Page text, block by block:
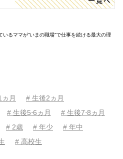
月
# 生後2ヵ月
# 生後5⋅6ヵ月
# 生後7⋅8ヵ月
# 2歳 # 年少
# 年中
# 高校生